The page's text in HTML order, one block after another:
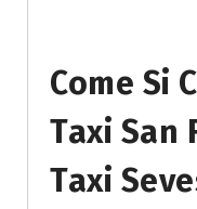
Come Si
Taxi San
Taxi